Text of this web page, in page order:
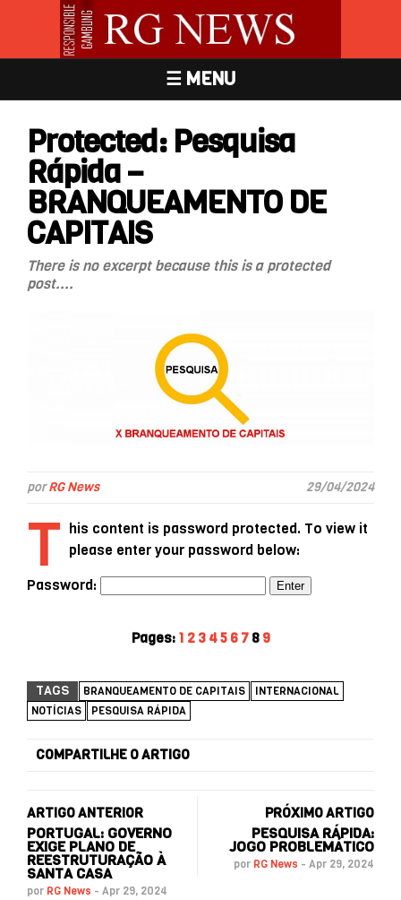
☰ MENU
Protected: Pesquisa
Rápida –
BRANQUEAMENTO DE
CAPITAIS
There is no excerpt because this is a protected
post....
porRG News 29/04/2024
T his content is password protected. To view it
please enter your password below:
Password:
Pages: 1 2 3 45 6 7 8 9
TAGS BRANQUEAMENTO DE CAPITAIS
INTERNACIONAL
NOTÍCIAS
PESQUISA RÁPIDA
COMPARTILHE O ARTIGO
ARTIGO ANTERIOR
PORTUGAL: GOVERNO
EXIGE PLANO DE
REESTRUTURAÇÃO À
SANTA CASA
por RG News - Apr 29, 2024
PRÓXIMO ARTIGO
PESQUISA RÁPIDA:
JOGO PROBLEMÁTICO
por RG News - Apr 29, 2024